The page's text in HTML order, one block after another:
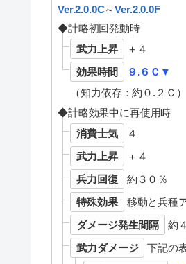
Ver.2.0.0C～Ver.2.0.0F
◆計略初回発動時
武力上昇
＋４
効果時間
９.６Ｃ▼
（知力依存：約０.２Ｃ）
◆計略効果中に再使用時
消費士気
４
武力上昇
＋４
兵力回復
約３０％
特殊効果
移動と兵種
ダメージ発生間隔
約
武力ダメージ
下記の